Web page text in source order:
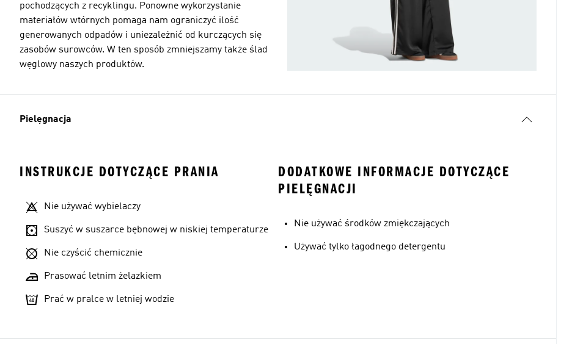
pochodzących z recyklingu. Ponowne wykorzystanie
materiałów wtórnych pomaga nam ograniczyć ilość
generowanych odpadów i uniezależnić od kurczących się
zasobów surowców. W ten sposób zmniejszamy także ślad
węglowy naszych produktów.
Pielęgnacja
INSTRUKCJE DOTYCZĄCE PRANIA
Nie używać wybielaczy
Suszyć w suszarce bębnowej w niskiej temperaturze
Nie czyścić chemicznie
Prasować letnim żelazkiem
Prać w pralce w letniej wodzie
DODATKOWE INFORMACJE DOTYCZĄCE
PIELĘGNACJI
Nie używać środków zmiękczających
Używać tylko łagodnego detergentu